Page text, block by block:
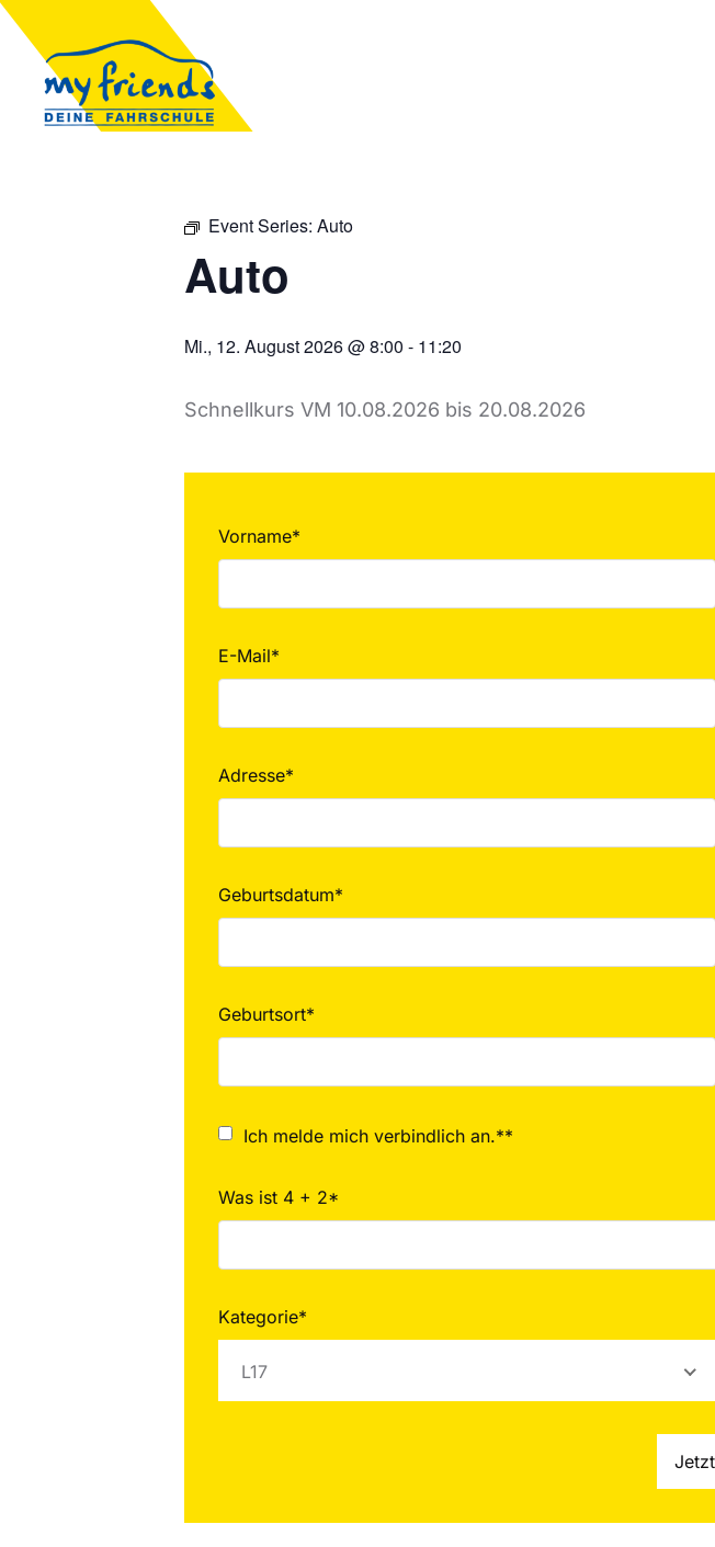
Event Series: Auto
Auto
Mi., 12. August 2026 @ 8:00 - 11:20
Schnellkurs VM 10.08.2026 bis 20.08.2026
Vorname*
E-Mail*
Adresse*
Geburtsdatum*
Geburtsort*
Ich melde mich verbindlich an.**
Was ist 4 + 2*
Kategorie*
L17